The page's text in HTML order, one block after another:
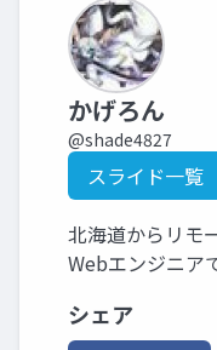
かげろん
@shade4827
スライド一覧
北海道からリモ
Webエンジニア
シェア